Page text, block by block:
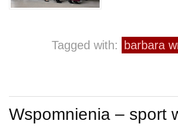
Tagged with: barbara
Wspomnienia – sport